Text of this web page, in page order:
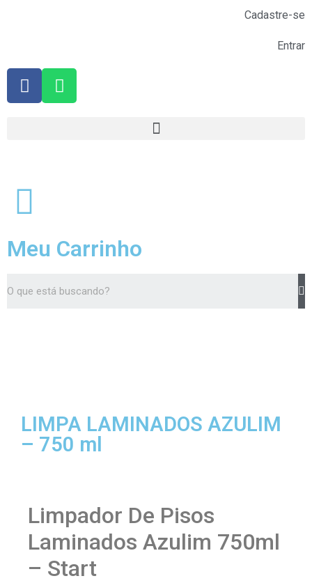
Cadastre-se
Entrar
Meu Carrinho
LIMPA LAMINADOS AZULIM
– 750 ml
Limpador De Pisos
Laminados Azulim 750ml
– Start